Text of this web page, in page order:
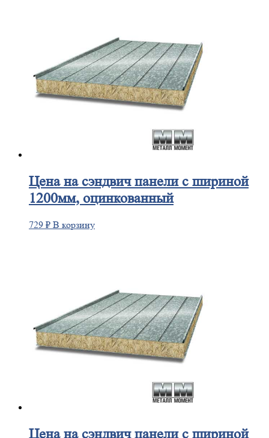
Ценана сэндвич панели с шириной
1200мм, оцинкованный
729 ₽ В корзину
Ценана сэндвич панели с шириной